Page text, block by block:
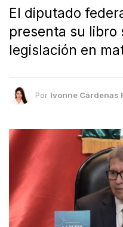
El diputado
presenta su libro
legislación en
Por Ivonne Cárdenas